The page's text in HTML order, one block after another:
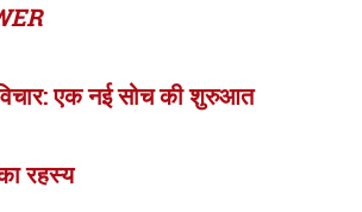
एक नई सोच की शुरुआत
रहस्य